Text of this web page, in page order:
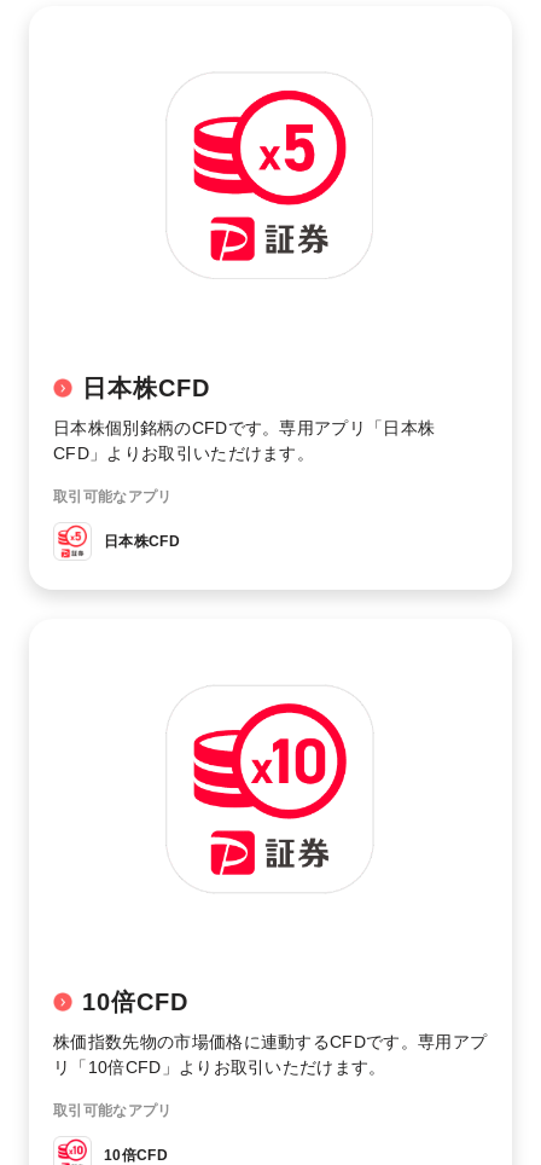
日本株CFD
日本株個別銘柄のCFDです。専用アプリ「日本株
CFD」よりお取引いただけます。
取引可能なアプリ
日本株CFD
10倍CFD
株価指数先物の市場価格に連動するCFDです。専用アプ
リ「10倍CFD」よりお取引いただけます。
取引可能なアプリ
10倍CFD